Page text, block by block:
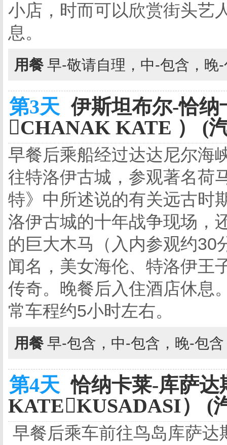
小店，时而可以欣赏街头艺
息。
用餐 早-敬请自理，中-包含，晚
第3天 伊斯坦布尔-恰
CHANAK KATE ） (
早餐后乘船经过达达尼尔海
往特洛伊古城，参观著名荷
特》中所述说的有关远古时
洛伊古城的十年战争现场，
的巨大木马（入内参观约30
闻名，美女海伦、特洛伊王
传奇。晚餐后入住酒店休息
常车程约5小时左右。
用餐 早-包含，中-包含，晚-包
第4天 恰纳卡莱-库萨
KATEKUSADASI） (
早餐后乘车前往鸟岛库萨